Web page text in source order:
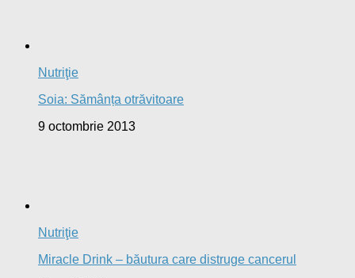
Nutriţie
Soia: Sămânța otrăvitoare
9 octombrie 2013
Nutriţie
Miracle Drink – băutura care distruge cancerul